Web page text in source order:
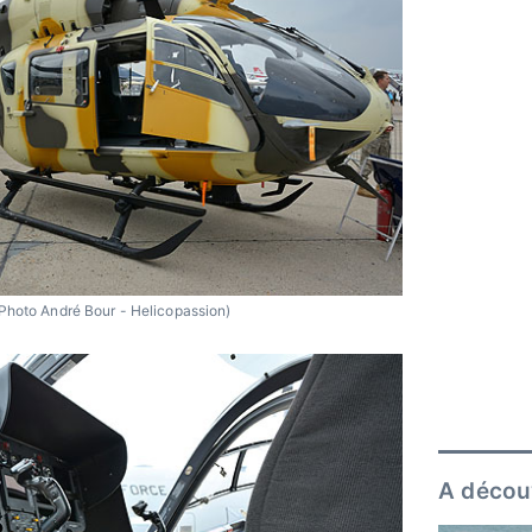
André Bour - Helicopassion)
A